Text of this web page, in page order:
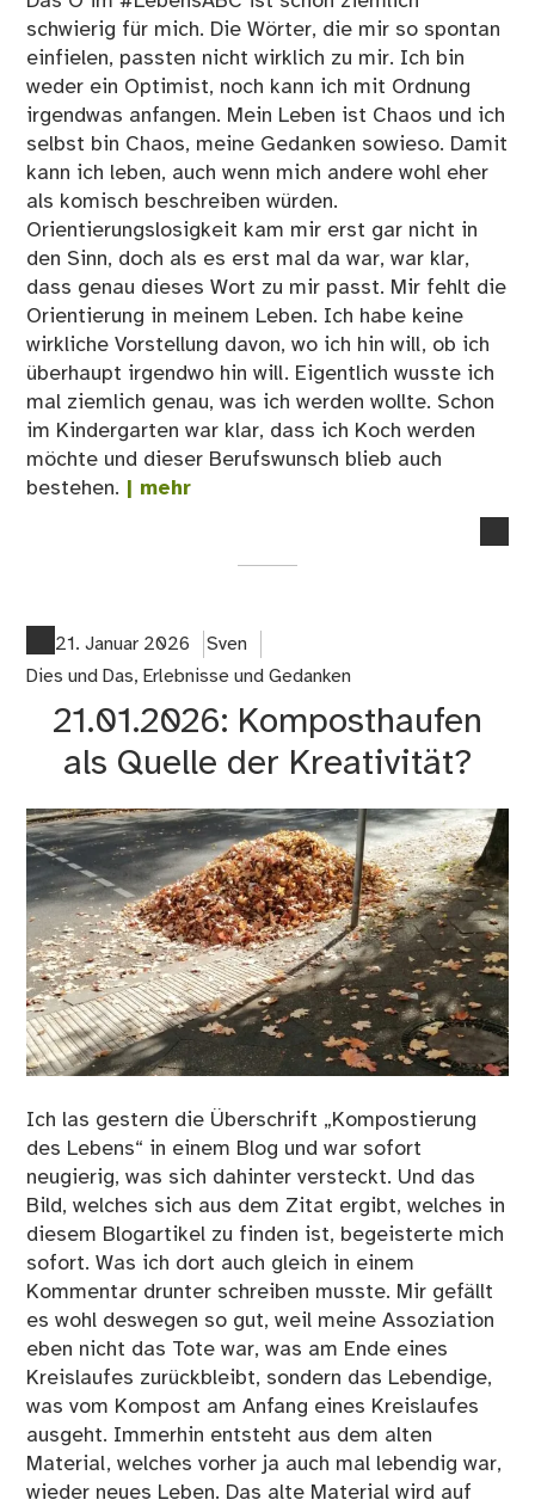
schwierig für mich. Die Wörter, die mir so spontan
einfielen, passten nicht wirklich zu mir. Ich bin
weder ein Optimist, noch kann ich mit Ordnung
irgendwas anfangen. Mein Leben ist Chaos und ich
selbst bin Chaos, meine Gedanken sowieso. Damit
kann ich leben, auch wenn mich andere wohl eher
als komisch beschreiben würden.
Orientierungslosigkeit kam mir erst gar nicht in
den Sinn, doch als es erst mal da war, war klar,
dass genau dieses Wort zu mir passt. Mir fehlt die
Orientierung in meinem Leben. Ich habe keine
wirkliche Vorstellung davon, wo ich hin will, ob ich
überhaupt irgendwo hin will. Eigentlich wusste ich
mal ziemlich genau, was ich werden wollte. Schon
im Kindergarten war klar, dass ich Koch werden
möchte und dieser Berufswunsch blieb auch
bestehen. | mehr
21. Januar 2026
Sven
Dies und Das, Erlebnisse und Gedanken
21.01.2026: Komposthaufen
als Quelle der Kreativität?
Ich las gestern die Überschrift „Kompostierung
des Lebens“ in einem Blog und war sofort
neugierig, was sich dahinter versteckt. Und das
Bild, welches sich aus dem Zitat ergibt, welches in
diesem Blogartikel zu finden ist, begeisterte mich
sofort. Was ich dort auch gleich in einem
Kommentar drunter schreiben musste. Mir gefällt
es wohl deswegen so gut, weil meine Assoziation
eben nicht das Tote war, was am Ende eines
Kreislaufes zurückbleibt, sondern das Lebendige,
was vom Kompost am Anfang eines Kreislaufes
ausgeht. Immerhin entsteht aus dem alten
Material, welches vorher ja auch mal lebendig war,
wieder neues Leben. Das alte Material wird auf